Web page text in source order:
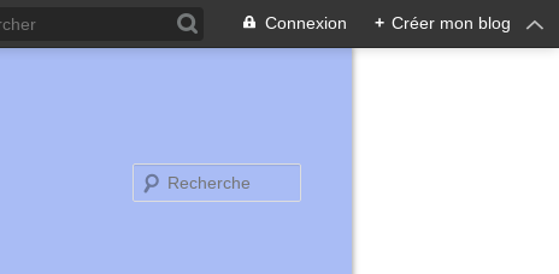
Connexion + Créer mon blog